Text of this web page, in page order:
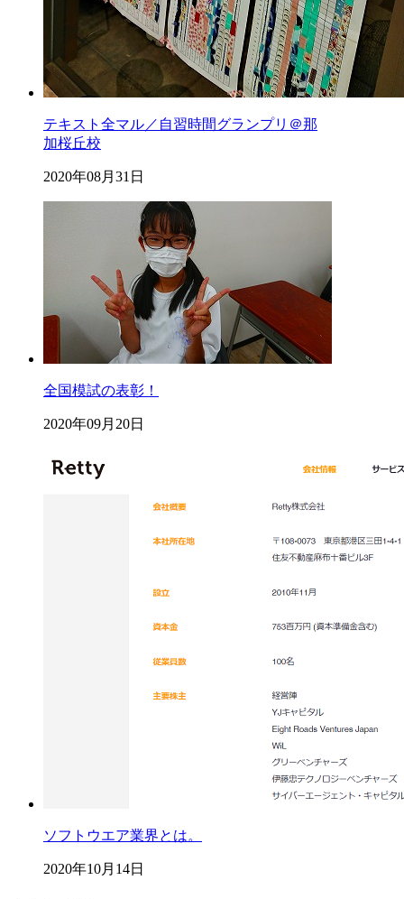
テキスト全マル／自習時間グランプリ＠那
加桜丘校
2020年08月31日
全国模試の表彰！
2020年09月20日
ソフトウエア業界とは。
2020年10月14日